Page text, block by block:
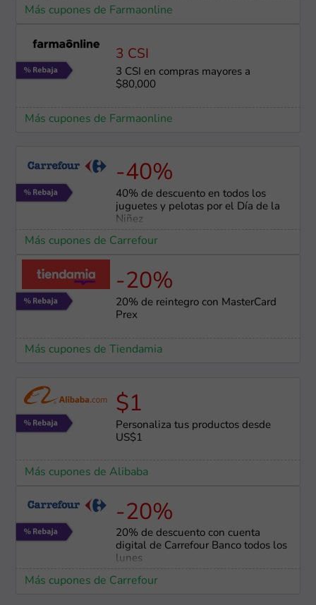
Más cupones de Farmaonline
3 CSI
3 CSI en compras mayores a
$80,000
Más cupones de Farmaonline
-40%
40% de descuento en todos los
juguetes y pelotas por el Día de la
Niñez
Más cupones de Carrefour
-20%
20% de reintegro con MasterCard
Prex
Más cupones de Tiendamia
$1
Personaliza tus productos desde
US$1
Más cupones de Alibaba
-20%
20% de descuento con cuenta
digital de Carrefour Banco todos los
lunes
Más cupones de Carrefour